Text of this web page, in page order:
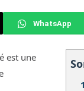
WhatsApp
est une